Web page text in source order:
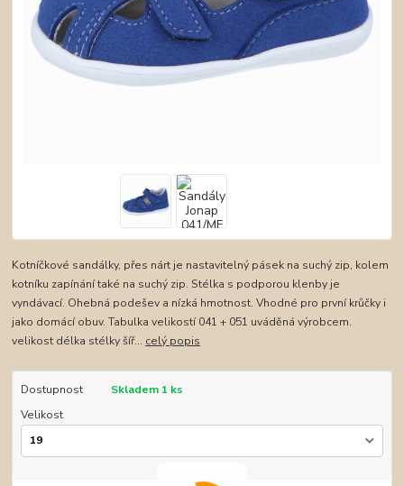
Kotníčkové sandálky, přes nárt je nastavitelný pásek na suchý zip, kolem
kotníku zapínání také na suchý zip. Stélka s podporou klenby je
vyndávací. Ohebná podešev a nízká hmotnost. Vhodné pro první krůčky i
jako domácí obuv. Tabulka velikostí 041 + 051 uváděná výrobcem.
velikost délka stélky šíř... celý popis
Dostupnost
Skladem 1 ks
Velikost